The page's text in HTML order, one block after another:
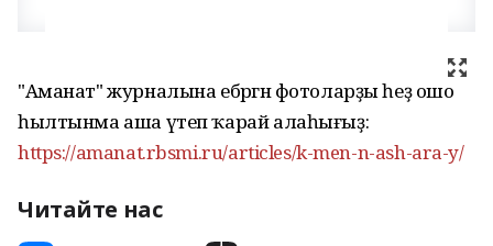
"Аманат" журналына ебәргән фотоларҙы һеҙ ошо
һылтынма аша үтеп ҡарай алаһығыҙ:
https://amanat.rbsmi.ru/articles/k-men-n-ash-ara-y/
Читайте нас